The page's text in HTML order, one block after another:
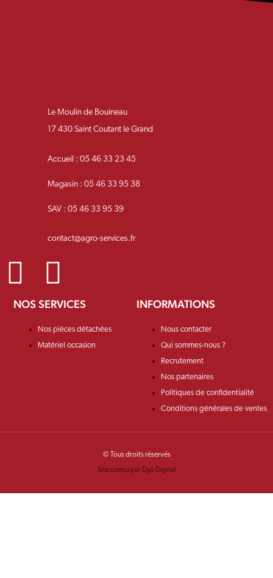
Le Moulin de Bouineau
17 430 Saint Coutant le Grand
Accueil : 05 46 33 23 45
Magasin : 05 46 33 95 38
SAV : 05 46 33 95 39
contact@agro-services.fr
NOS SERVICES
Nos pièces détachées
Matériel occasion
INFORMATIONS
Nous contacter
Qui sommes-nous ?
Recrutement
Nos partenaires
Politiques de confidentialité
Conditions générales de ventes
© Tous droits réservés
Site conçu par Dyo Digital